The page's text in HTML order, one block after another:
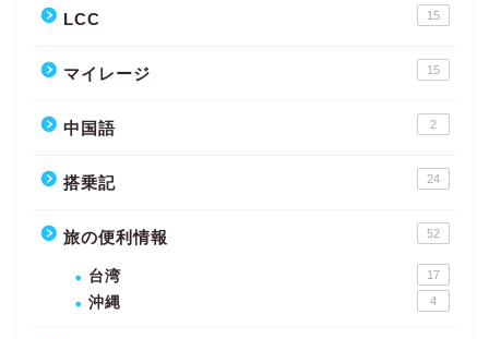
LCC 15
マイレージ 15
中国語 2
搭乗記 24
旅の便利情報 52
台湾 17
沖縄 4